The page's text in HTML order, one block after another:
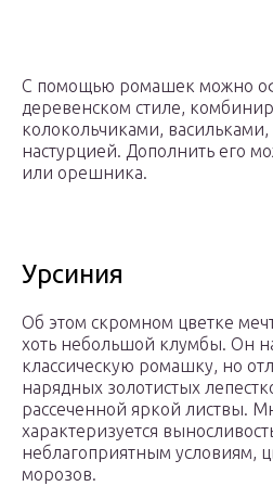
С помощью ромашек можно
деревенском стиле,
колокольчиками,
настурцией. Дополнить его
или орешника.
Урсиния
Об этом скромном цветке
хоть небольшой клумбы. Он
классическую ромашку, но
нарядных золотистых
рассеченной яркой листвы.
характеризуется
неблагоприятным условиям,
морозов.